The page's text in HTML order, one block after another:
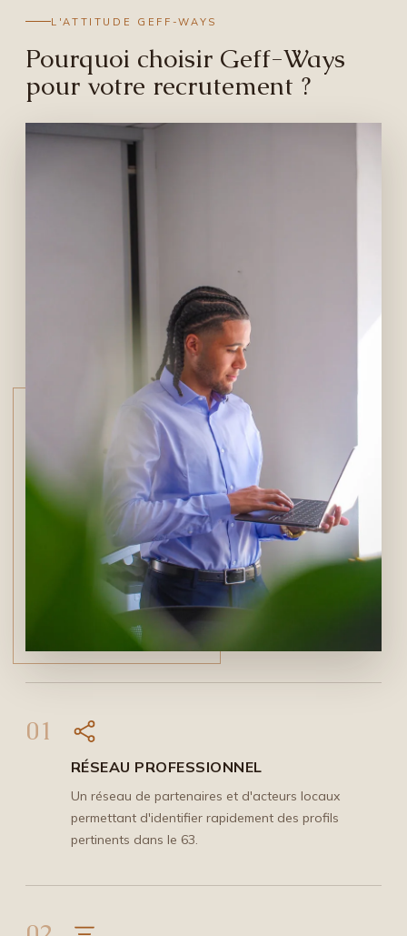
L'ATTITUDE GEFF-WAYS
Pourquoi choisir Geff-Ways
pour votre recrutement ?
01
RÉSEAU PROFESSIONNEL
Un réseau de partenaires et d'acteurs locaux
permettant d'identifier rapidement des profils
pertinents dans le 63.